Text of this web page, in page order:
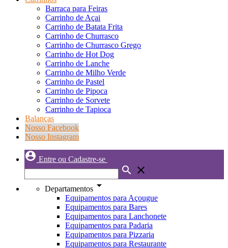
Barraca para Feiras
Carrinho de Açai
Carrinho de Batata Frita
Carrinho de Churrasco
Carrinho de Churrasco Grego
Carrinho de Hot Dog
Carrinho de Lanche
Carrinho de Milho Verde
Carrinho de Pastel
Carrinho de Pipoca
Carrinho de Sorvete
Carrinho de Tapioca
Balanças
Nosso Facebook
Nosso Instagram
account_circle Entre ou Cadastre-se
search close
Departamentos arrow_drop_down
Equipamentos para Açougue
Equipamentos para Bares
Equipamentos para Lanchonete
Equipamentos para Padaria
Equipamentos para Pizzaria
Equipamentos para Restaurante